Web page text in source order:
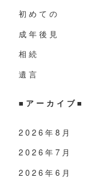
初めての
成年後見
相続
遺言
■アーカイブ■
2026年8月
2026年7月
2026年6月